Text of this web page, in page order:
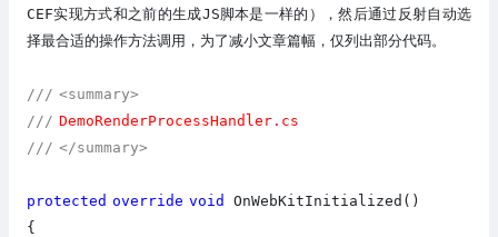
CEF实现方式和之前的生成JS脚本是一样的），然后通过反射自动选
择最合适的操作方法调用， 为了减小文章篇幅，仅列出部分代码。
/// <summary>
/// DemoRenderProcessHandler.cs
/// </summary>
protected override void
OnWebKitInitialized()
{